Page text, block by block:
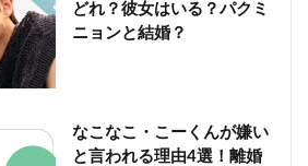
どれ？彼女はいる？パクミ
ニョンと結婚？
なこなこ・こーくんが嫌い
と言われる理由4選！離婚